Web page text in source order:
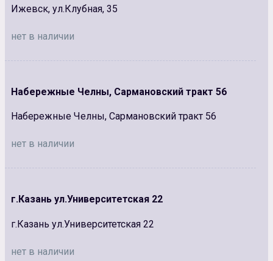
Ижевск, ул.Клубная, 35
нет в наличии
Набережные Челны, Сармановский тракт 56
Набережные Челны, Сармановский тракт 56
нет в наличии
г.Казань ул.Университетская 22
г.Казань ул.Университетская 22
нет в наличии